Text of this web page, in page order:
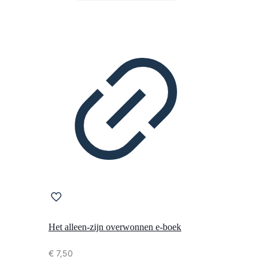
Het alleen-zijn overwonnen e-boek
€ 7,50